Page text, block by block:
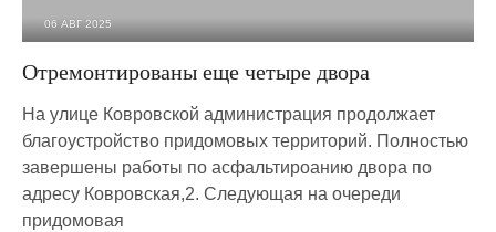
06 АВГ 2025
Отремонтированы еще четыре двора
На улице Ковровской администрация продолжает
благоустройство придомовых территорий. Полностью
завершены работы по асфальтироанию двора по
адресу Ковровская,2. Следующая на очереди
придомовая